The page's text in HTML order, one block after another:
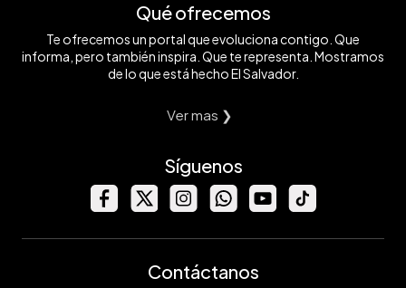
Qué ofrecemos
Te ofrecemos un portal que evoluciona contigo. Que
informa, pero también inspira. Que te representa. Mostramos
de lo que está hecho El Salvador.
Ver mas ❯
Síguenos
Contáctanos